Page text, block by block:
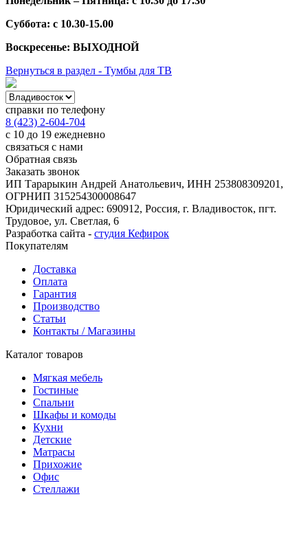
Суббота: с 10.30-15.00
Воскресенье: ВЫХОДНОЙ
Вернуться в раздел - Тумбы для ТВ
справки по телефону
8 (423) 2-604-704
с 10 до 19 ежедневно
связаться с нами
Обратная связь
Заказать звонок
ИП Тарарыкин Андрей Анатольевич, ИНН 253808309201,
ОГРНИП 315254300008647
Юридический адрес: 690912, Россия, г. Владивосток, пгт.
Трудовое, ул. Светлая, 6
Разработка сайта - студия Кефирок
Покупателям
Доставка
Оплата
Гарантия
Производство
Статьи
Контакты / Магазины
Каталог товаров
Мягкая мебель
Гостиные
Спальни
Шкафы и комоды
Кухни
Детские
Матрасы
Прихожие
Офис
Стеллажи